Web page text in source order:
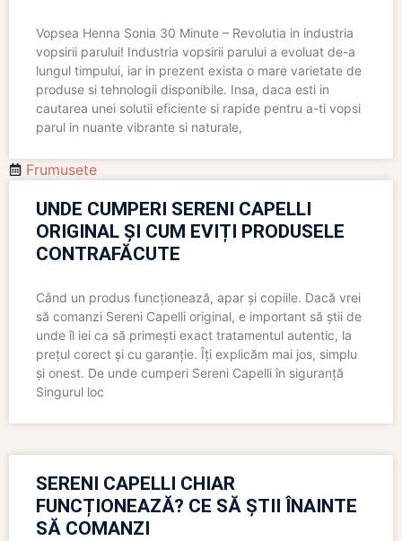
Vopsea Henna Sonia 30 Minute – Revolutia in industria
vopsirii parului! Industria vopsirii parului a evoluat de-a
lungul timpului, iar in prezent exista o mare varietate de
produse si tehnologii disponibile. Insa, daca esti in
cautarea unei solutii eficiente si rapide pentru a-ti vopsi
parul in nuante vibrante si naturale,
Frumusete
UNDE CUMPERI SERENI CAPELLI
ORIGINAL ȘI CUM EVIȚI PRODUSELE
CONTRAFĂCUTE
Când un produs funcționează, apar și copiile. Dacă vrei
să comanzi Sereni Capelli original, e important să știi de
unde îl iei ca să primești exact tratamentul autentic, la
prețul corect și cu garanție. Îți explicăm mai jos, simplu
și onest. De unde cumperi Sereni Capelli în siguranță
Singurul loc
SERENI CAPELLI CHIAR
FUNCȚIONEAZĂ? CE SĂ ȘTII ÎNAINTE
SĂ COMANZI